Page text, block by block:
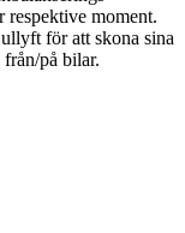
respektive moment.
för att skona sina
på bilar.